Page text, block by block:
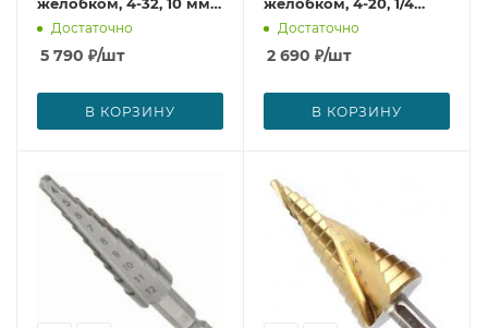
Makita D-40107
Достаточно
5 790 ₽/шт
В КОРЗИНУ
Makita D-40098
Достаточно
2 690 ₽/шт
В КОРЗИНУ